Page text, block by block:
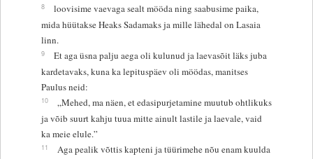
8
loovisime vaevaga sealt mööda ning saabusime paika,
mida hüütakse Heaks Sadamaks ja mille lähedal on Lasaia
linn.
9
Et aga üsna palju aega oli kulunud ja laevasõit läks juba
kardetavaks, kuna ka lepituspäev oli möödas, manitses
Paulus neid:
10
„Mehed, ma näen, et edasipurjetamine muutub ohtlikuks
ja võib suurt kahju tuua mitte ainult lastile ja laevale, vaid
ka meie elule.”
11
Aga pealik võttis kapteni ja tüürimehe nõu enam kuulda